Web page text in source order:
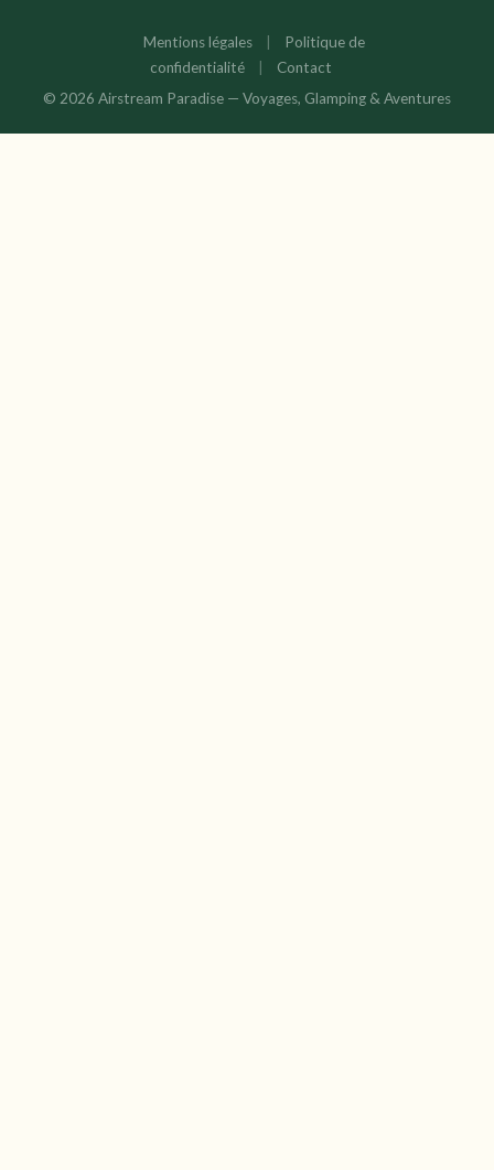
Mentions légales
Politique de
confidentialité
Contact
© 2026 Airstream Paradise — Voyages, Glamping & Aventures